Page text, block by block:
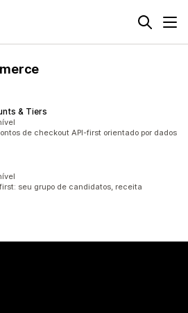
& Tiers
de checkout API-first orientado por dados
seu grupo de candidatos, receita